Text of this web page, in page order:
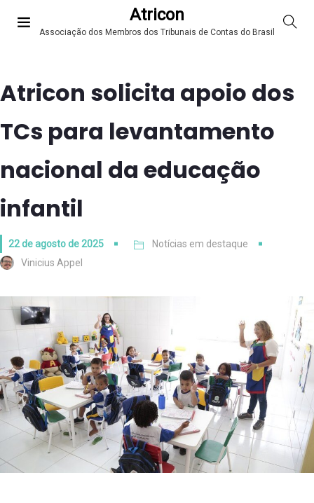
Atricon
Associação dos Membros dos Tribunais de Contas do Brasil
Atricon solicita apoio dos
TCs para levantamento
nacional da educação
infantil
22 de agosto de 2025
Notícias em destaque
Vinicius Appel